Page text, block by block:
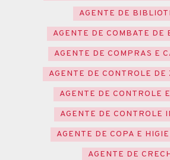
AGENTE DE
AGENTE DE COMBATE DE
AGENTE DE COMPRAS E
AGENTE DE CONTROLE DE
AGENTE DE CONTROLE
AGENTE DE CONTROLE
AGENTE DE COPA E
AGENTE DE